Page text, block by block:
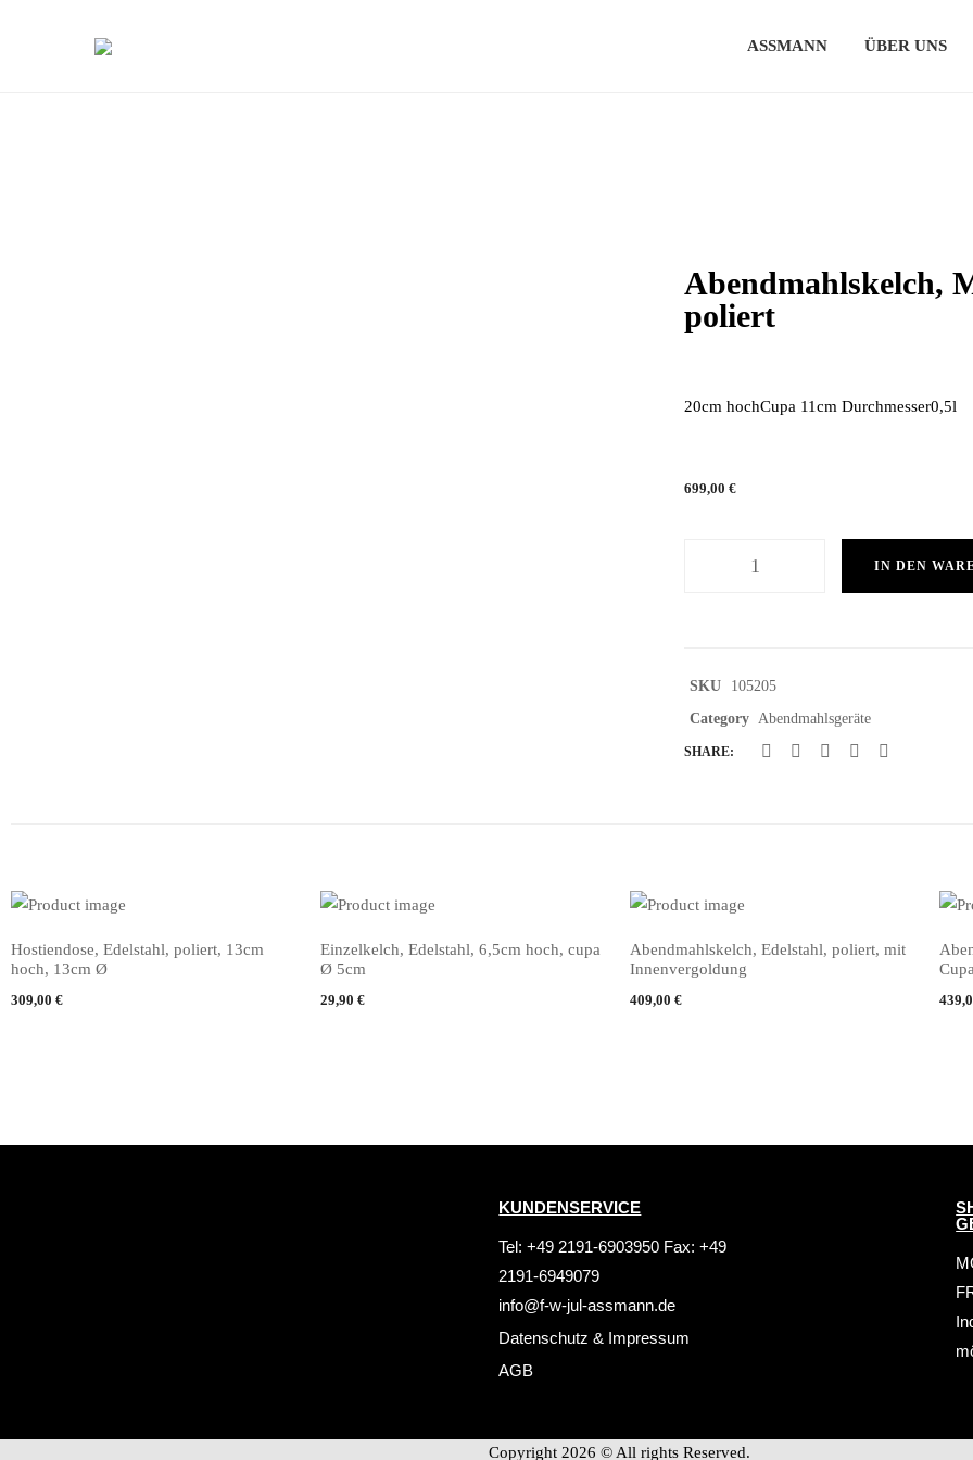
ASSMANN ÜBER UNS
Abendmahlskelch,
poliert
20cm hochCupa 11cm Durchmesser0,5l
699,00 €
IN DEN
SKU
105205
Category Abendmahlsgeräte
SHARE:
IN DEN WARENKORB
Hostiendose, Edelstahl, poliert, 13cm
hoch, 13cm Ø
309,00 €
IN DEN WARENKORB
Einzelkelch, Edelstahl, 6,5cm hoch, cupa
Ø 5cm
29,90 €
IN DEN WARENKORB
Abendmahlskelch, Edelstahl, poliert, mit
Innenvergoldung
409,00 €
IN
KUNDENSERVICE
Tel: +49 2191-6903950 Fax: +49
2191-6949079
info@f-w-jul-assmann.de
Datenschutz & Impressum
AGB
Copyright 2026 © All rights Reserved.